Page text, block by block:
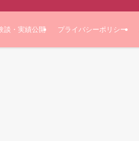
談・実績公開 プライバシーポリシー